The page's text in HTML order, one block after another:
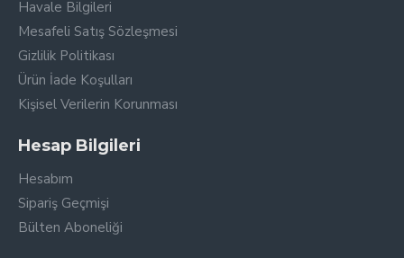
Havale Bilgileri
Mesafeli Satış Sözleşmesi
Gizlilik Politikası
Ürün İade Koşulları
Kişisel Verilerin Korunması
Hesap Bilgileri
Hesabım
Sipariş Geçmişi
Bülten Aboneliği